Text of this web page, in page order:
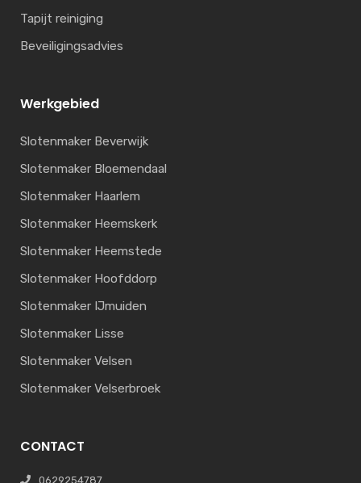
Tapijt reiniging
Beveiligingsadvies
Werkgebied
Slotenmaker Beverwijk
Slotenmaker Bloemendaal
Slotenmaker Haarlem
Slotenmaker Heemskerk
Slotenmaker Heemstede
Slotenmaker Hoofddorp
Slotenmaker IJmuiden
Slotenmaker Lisse
Slotenmaker Velsen
Slotenmaker Velserbroek
CONTACT
0629254787